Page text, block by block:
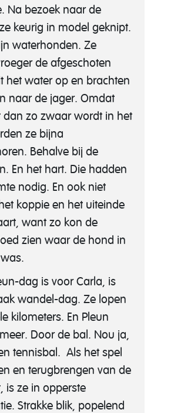
Na bezoek naar de
keurig in model geknipt.
waterhonden. Ze
de afgeschoten
het water op en brachten
naar de jager. Omdat
dan zo zwaar wordt in het
ze bijna
Behalve bij de
En het hart. Die hadden
nodig. En ook niet
koppie en het uiteinde
want zo kon de
zien waar de hond in
dag is voor Carla, is
wandel-dag. Ze lopen
kilometers. En Pleun
Door de bal. Nou ja,
tennisbal. Als het spel
en terugbrengen van de
is ze in opperste
Strakke blik, popelend